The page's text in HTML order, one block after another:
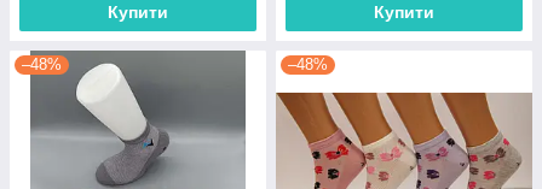
Купити Купити
–48% –48%